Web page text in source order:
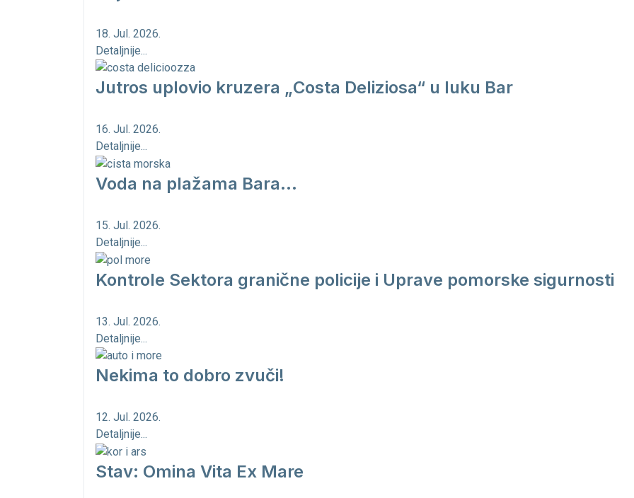
18. Jul. 2026.
Detaljnije...
Jutros uplovio kruzera „Costa Deliziosa“ u luku Bar
16. Jul. 2026.
Detaljnije...
Voda na plažama Bara...
15. Jul. 2026.
Detaljnije...
Kontrole Sektora granične policije i Uprave pomorske sigurnosti
13. Jul. 2026.
Detaljnije...
Nekima to dobro zvuči!
12. Jul. 2026.
Detaljnije...
Stav: Omina Vita Ex Mare